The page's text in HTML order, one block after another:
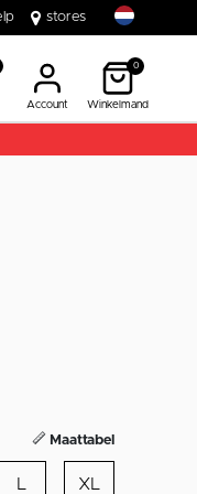
stores
Account
0
Winkelmand
Maattabel
XL